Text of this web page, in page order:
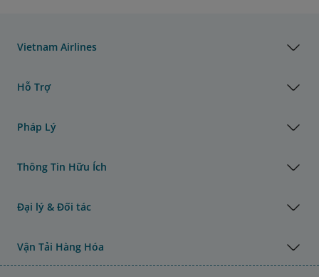
Vietnam Airlines
Hỗ Trợ
Pháp Lý
Thông Tin Hữu Ích
Đại lý & Đối tác
Vận Tải Hàng Hóa